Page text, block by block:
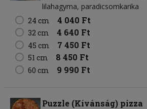
lilahagyma paradicsomkarika
24 cm
4 040 Ft
32 cm 4 640 Ft
45 cm 7 450 Ft
51 cm 8 450 Ft
60 cm 9 990 Ft
Puzzle (Kívánság) pizza